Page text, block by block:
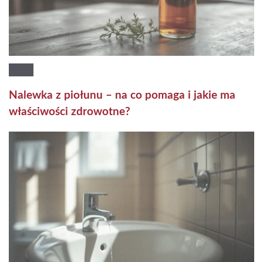
Nalewka z piołunu – na co pomaga i jakie ma
właściwości zdrowotne?